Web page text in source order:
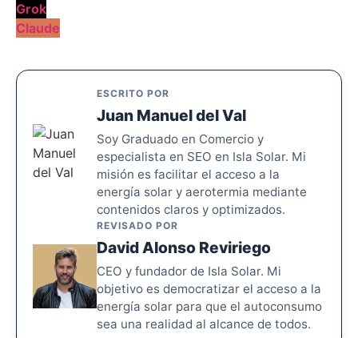
Grok
Claude
ESCRITO POR
Juan Manuel del Val
Soy Graduado en Comercio y
especialista en SEO en Isla Solar. Mi
misión es facilitar el acceso a la
energía solar y aerotermia mediante
contenidos claros y optimizados.
REVISADO POR
David Alonso Reviriego
CEO y fundador de Isla Solar. Mi
objetivo es democratizar el acceso a la
energía solar para que el autoconsumo
sea una realidad al alcance de todos.